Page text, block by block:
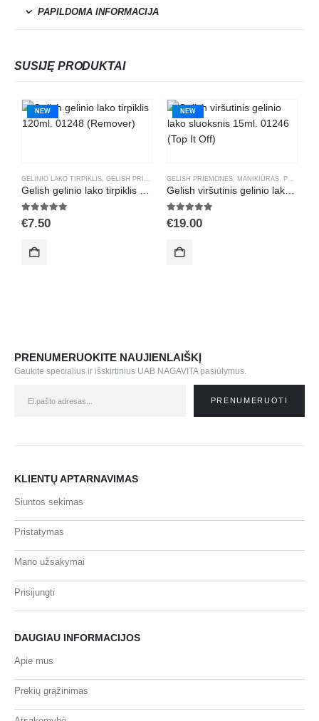
PAPILDOMA INFORMACIJA
SUSIJĘ PRODUKTAI
NEW
GELINIO LAKO TIRPIKLIS GELISH PRIEMONĖS , MANIKIŪRAS, PRIEDAI GELINIAM
5.00out of 5
€7.50
NEW
GELISH PRIEMONĖS MANIKIŪRAS PRIEDAI GELINIAM LAKAVIMUI
5.00 out of 5
€19.00
PRENUMERUOKITE NAUJIENLAIŠKĮ
Gaukite specialius ir išskirtinius UAB NAGAVITA pasiūlymus.
KLIENTŲ APTARNAVIMAS
Siuntos sekimas
Pristatymas
Mano užsakymai
Prisijungti
DAUGIAU INFORMACIJOS
Apie mus
Prekių grąžinimas